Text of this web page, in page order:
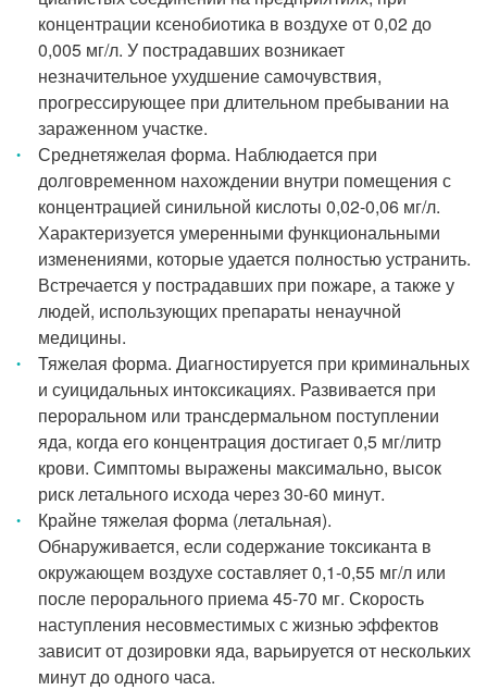
концентрации ксенобиотика в воздухе от 0,02 до
0,005 мг/л. У пострадавших возникает
незначительное ухудшение самочувствия,
прогрессирующее при длительном пребывании на
зараженном участке.
Среднетяжелая форма. Наблюдается при
долговременном нахождении внутри помещения с
концентрацией синильной кислоты 0,02-0,06 мг/л.
Характеризуется умеренными функциональными
изменениями, которые удается полностью устранить.
Встречается у пострадавших при пожаре, а также у
людей, использующих препараты ненаучной
медицины.
Тяжелая форма. Диагностируется при криминальных
и суицидальных интоксикациях. Развивается при
пероральном или трансдермальном поступлении
яда, когда его концентрация достигает 0,5 мг/литр
крови. Симптомы выражены максимально, высок
риск летального исхода через 30-60 минут.
Крайне тяжелая форма (летальная).
Обнаруживается, если содержание токсиканта в
окружающем воздухе составляет 0,1-0,55 мг/л или
после перорального приема 45-70 мг. Скорость
наступления несовместимых с жизнью эффектов
зависит от дозировки яда, варьируется от нескольких
минут до одного часа.